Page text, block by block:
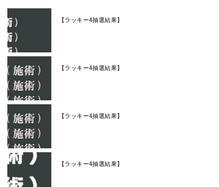
【ラッキー4抽選結果】
【ラッキー4抽選結果】
【ラッキー4抽選結果】
【ラッキー4抽選結果】